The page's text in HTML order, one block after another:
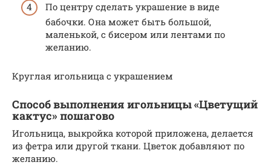
По центру сделать украшение в виде
бабочки. Она может быть большой,
маленькой, с бисером или лентами по
желанию.
Круглая игольница с украшением
Способ выполнения игольницы «Цветущий
кактус» пошагово
Игольница, выкройка которой приложена, делается
из фетра или другой ткани. Цветок добавляют по
желанию.